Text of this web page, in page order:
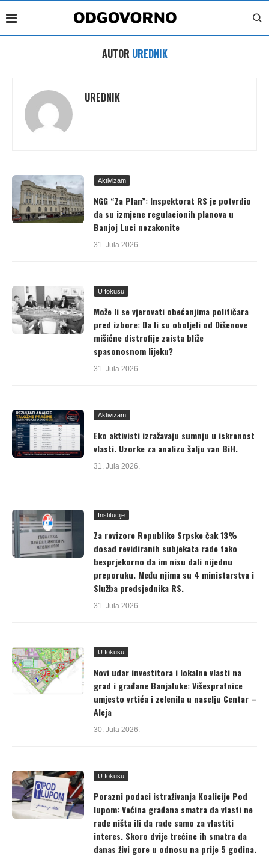
AUTOR UREDNIK
UREDNIK
Aktivizam
NGG “Za Plan”: Inspektorat RS je potvrdio
da su izmjene regulacionih planova u
Banjoj Luci nezakonite
31. Jula 2026.
U fokusu
Može li se vjerovati obećanjima političara
pred izbore: Da li su oboljeli od Dišenove
mišićne distrofije zaista bliže
spasonosnom lijeku?
31. Jula 2026.
Aktivizam
Eko aktivisti izražavaju sumnju u iskrenost
vlasti. Uzorke za analizu šalju van BiH.
31. Jula 2026.
Institucije
Za revizore Republike Srpske čak 13%
dosad revidiranih subjekata rade tako
besprjekorno da im nisu dali nijednu
preporuku. Među njima su 4 ministarstva i
Služba predsjednika RS.
31. Jula 2026.
U fokusu
Novi udar investitora i lokalne vlasti na
grad i građane Banjaluke: Višespratnice
umjesto vrtića i zelenila u naselju Centar –
Aleja
30. Jula 2026.
U fokusu
Porazni podaci istraživanja Koalicije Pod
lupom: Većina građana smatra da vlasti ne
rade ništa ili da rade samo za vlastiti
interes. Skoro dvije trećine ih smatra da
danas živi gore u odnosu na prije 5 godina.